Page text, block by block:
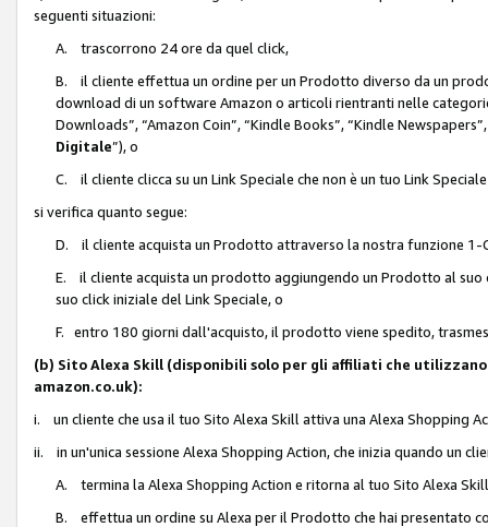
seguenti situazioni:
A. trascorrono 24 ore da quel click,
B. il cliente effettua un ordine per un Prodotto diverso da un
download di un software Amazon o articoli rientranti nelle categorie
Downloads”, “Amazon Coin”, “Kindle Books”, “Kindle
Digitale”), o
C. il cliente clicca su un Link Speciale che non è un tuo Link
si verifica quanto segue:
D. il cliente acquista un Prodotto attraverso la nostra funzione 1-
E. il cliente acquista un prodotto aggiungendo un Prodotto al
suo click iniziale del Link Speciale, o
F. entro 180 giorni dall'acquisto, il prodotto viene spedito,
(b) Sito Alexa Skill (disponibili solo per gli affiliati che
amazon.co.uk):
i. un cliente che usa il tuo Sito Alexa Skill attiva una Alexa Shopping
ii. in un'unica sessione Alexa Shopping Action, che inizia quando un
A. termina la Alexa Shopping Action e ritorna al tuo Sito Alexa
B. effettua un ordine su Alexa per il Prodotto che hai presentato